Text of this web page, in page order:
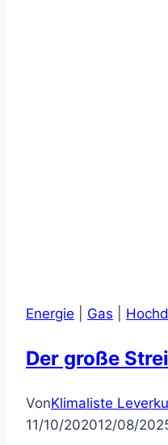
Energie Gas
Der große
VonKlimaliste
11/10/202012/08/